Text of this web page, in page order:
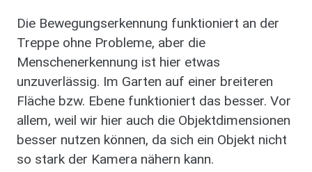
Die Bewegungserkennung funktioniert an der
Treppe ohne Probleme, aber die
Menschenerkennung ist hier etwas
unzuverlässig. Im Garten auf einer breiteren
Fläche bzw. Ebene funktioniert das besser. Vor
allem, weil wir hier auch die Objektdimensionen
besser nutzen können, da sich ein Objekt nicht
so stark der Kamera nähern kann.